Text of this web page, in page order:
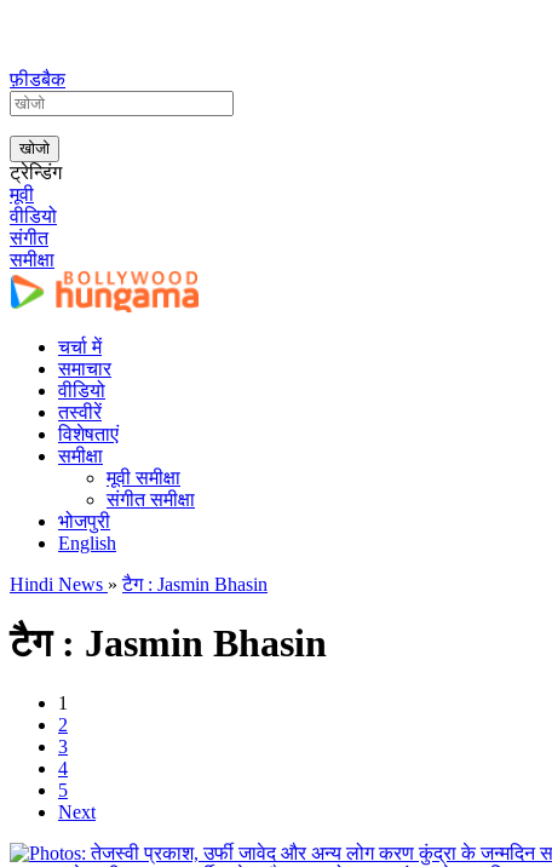
फ़ीडबैक
ट्रेन्डिंग
मूवी
वीडियो
संगीत
समीक्षा
चर्चा में
समाचार
वीडियो
तस्वीरें
विशेषताएं
समीक्षा
मूवी समीक्षा
संगीत समीक्षा
भोजपुरी
English
Hindi News »टैग : Jasmin Bhasin
टैग : Jasmin Bhasin
1
2
3
4
5
Next